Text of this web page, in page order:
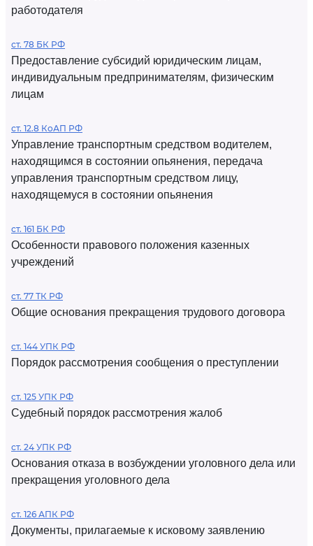
работодателя
ст. 78 БК РФ
Предоставление субсидий юридическим лицам,
индивидуальным предпринимателям, физическим
лицам
ст. 12.8 КоАП РФ
Управление транспортным средством водителем,
находящимся в состоянии опьянения, передача
управления транспортным средством лицу,
находящемуся в состоянии опьянения
ст. 161 БК РФ
Особенности правового положения казенных
учреждений
ст. 77 ТК РФ
Общие основания прекращения трудового договора
ст. 144 УПК РФ
Порядок рассмотрения сообщения о преступлении
ст. 125 УПК РФ
Судебный порядок рассмотрения жалоб
ст. 24 УПК РФ
Основания отказа в возбуждении уголовного дела или
прекращения уголовного дела
ст. 126 АПК РФ
Документы, прилагаемые к исковому заявлению